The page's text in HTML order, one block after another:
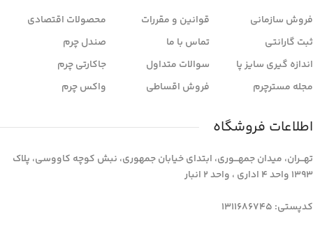
فروش سازمانی
ثبت گارانتی
اندازه گیری سایز پا
مجله مسترچرم
قوانین و مقررات
تماس با ما
سوالات متداول
فروش اقساطی
محصولات اقتصادی
صندل چرم
جاکارتی چرم
واکس چرم
اطلاعات فروشگاه
تهـــران، میدان جمهـــوری، ابتدای خیابان جمهوری، نبش کوچه کاووسی، پلاک
1393 واحد 4 اداری ، واحد 2 انبار
کدپستی: 1311686745